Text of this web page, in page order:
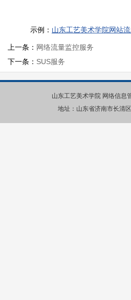
示例： 山东工艺美术学院网站
上一条： 网络流量监控服务
下一条： SUS服务
山东工艺美术学院 网络信息
地址：山东省济南市长清